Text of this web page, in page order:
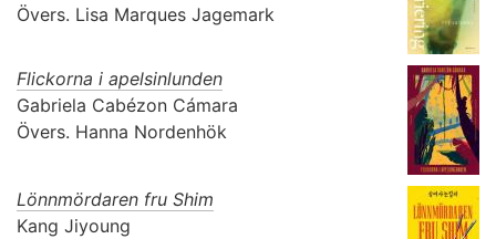
Övers. Lisa Marques Jagemark
Flickorna i apelsinlunden
Gabriela Cabézon Cámara
Övers. Hanna Nordenhök
Lönnmördaren fru Shim
Kang Jiyoung